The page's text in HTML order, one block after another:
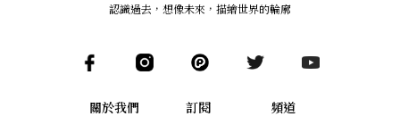
認識過去，想像未來 ， 描繪世界的輪廓
關於我們 訂閱 頻道